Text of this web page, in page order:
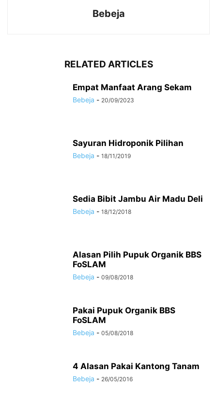
Bebeja
RELATED ARTICLES
Empat Manfaat Arang Sekam
Bebeja - 20/09/2023
Sayuran Hidroponik Pilihan
Bebeja - 18/11/2019
Sedia Bibit Jambu Air Madu Deli
Bebeja - 18/12/2018
Alasan Pilih Pupuk Organik BBS
FoSLAM
Bebeja - 09/08/2018
Pakai Pupuk Organik BBS
FoSLAM
Bebeja - 05/08/2018
4 Alasan Pakai Kantong Tanam
Bebeja - 26/05/2016